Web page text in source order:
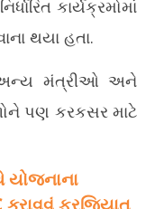
કાર્યક્રમોમાં
થયા હતા.
અન્ય મંત્રીઓ અને
પણ કરકસર માટે
યોજનાના